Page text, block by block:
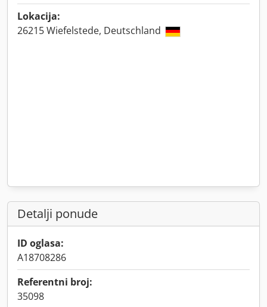
Lokacija:
26215 Wiefelstede, Deutschland
Detalji ponude
ID oglasa:
A18708286
Referentni broj:
35098